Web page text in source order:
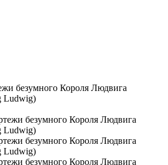
безумного Короля Людвига
Ludwig)